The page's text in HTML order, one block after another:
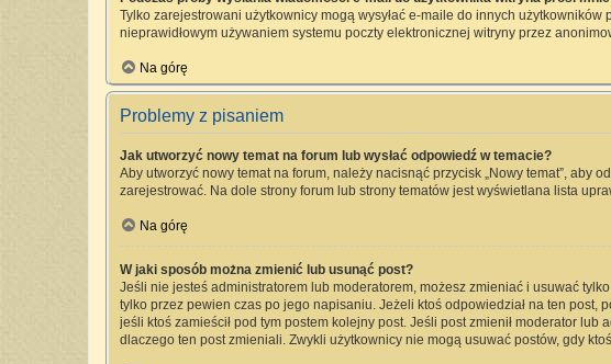
Tylko zarejestrowani użytkownicy mogą wysyłać e-maile do innych
nieprawidłowym używaniem systemu poczty elektronicznej witryny przez
Na górę
Problemy z pisaniem
Jak utworzyć nowy temat na forum lub wysłać odpowiedź w temacie?
Aby utworzyć nowy temat na forum, należy nacisnąć przycisk „Nowy temat”, aby
zarejestrować. Na dole strony forum lub strony tematów jest wyświetlana lista
Na górę
W jaki sposób można zmienić lub usunąć post?
Jeśli nie jesteś administratorem lub moderatorem, możesz zmieniać i usuwać
tylko przez pewien czas po jego napisaniu. Jeżeli ktoś odpowiedział na ten post,
jeśli ktoś zamieścił pod tym postem kolejny post. Jeśli post zmienił moderator
dlaczego ten post zmieniali. Zwykli użytkownicy nie mogą usuwać postów, gdy